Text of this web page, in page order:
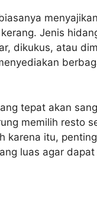
Jenis
dikukus, atau
tepat akan
memilih resto
karena itu,
luas agar